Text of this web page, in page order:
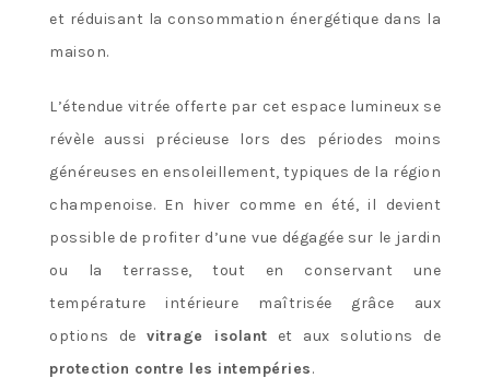
et réduisant la consommation énergétique dans la
maison.
L’étendue vitrée offerte par cet espace lumineux se
révèle aussi précieuse lors des périodes moins
généreuses en ensoleillement, typiques de la région
champenoise. En hiver comme en été, il devient
possible de profiter d’une vue dégagée sur le jardin
ou la terrasse, tout en conservant une
température intérieure maîtrisée grâce aux
options devitrage isolant et aux solutions de
protection contre les intempéries.